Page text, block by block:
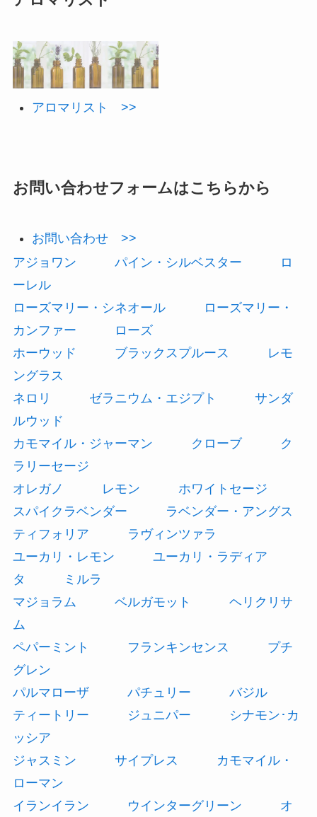
アロマリスト >>
お問い合わせフォームはこちらから
お問い合わせ >>
アジョワン
パイン・シルベスター
ロ
ーレル
ローズマリー・シネオール
ローズマリー・
カンファー
ローズ
ホーウッド
ブラックスプルース
レモ
ングラス
ネロリ
ゼラニウム・エジプト
サンダ
ルウッド
カモマイル・ジャーマン
クローブ
ク
ラリーセージ
オレガノ
レモン
ホワイトセージ
スパイクラベンダー
ラベンダー・アングス
ティフォリア
ラヴィンツァラ
ユーカリ・レモン
ユーカリ・ラディア
タ
ミルラ
マジョラム
ベルガモット
ヘリクリサ
ム
ペパーミント
フランキンセンス
プチ
グレン
パルマローザ
パチュリー
バジル
ティートリー
ジュニパー
シナモン･カ
ッシア
ジャスミン
サイプレス
カモマイル・
ローマン
イランイラン
ウインターグリーン
オ